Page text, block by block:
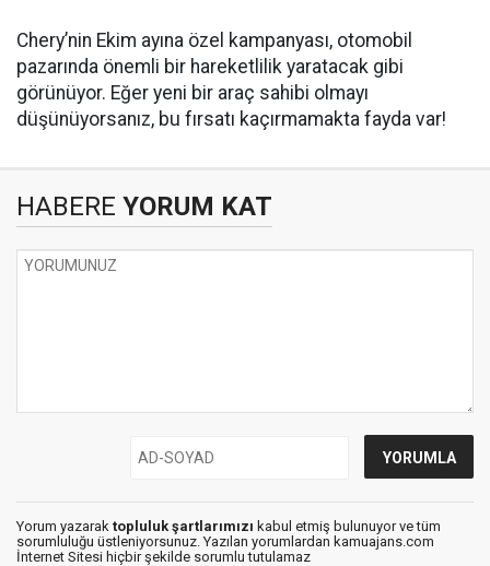
Chery’nin Ekim ayına özel kampanyası, otomobil
pazarında önemli bir hareketlilik yaratacak gibi
görünüyor. Eğer yeni bir araç sahibi olmayı
düşünüyorsanız, bu fırsatı kaçırmamakta fayda var!
HABERE YORUM KAT
Yorum yazarak topluluk şartlarımızı kabul etmiş bulunuyor ve tüm
sorumluluğu üstleniyorsunuz. Yazılan yorumlardan kamuajans.com
İnternet Sitesi hiçbir şekilde sorumlu tutulamaz